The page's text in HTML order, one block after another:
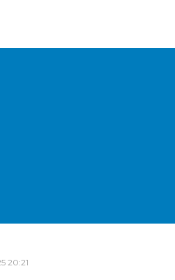
Seragam Gratis
Ringankan Beban
20:21